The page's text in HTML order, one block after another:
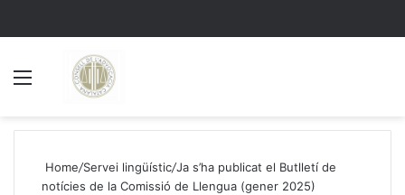
Home/Servei lingüístic/Ja s’ha publicat el Butlletí de
notícies de la Comissió de Llengua (gener 2025)